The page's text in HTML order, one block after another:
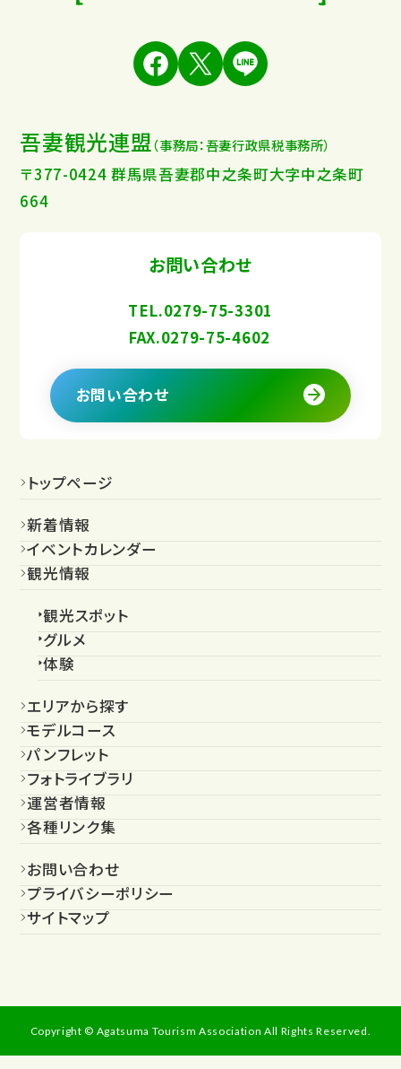
吾妻観光連盟（事務局：吾妻行政県税事務所）
〒377-0424 群馬県吾妻郡中之条町大字中之条町
664
お問い合わせ
TEL.0279-75-3301
FAX.0279-75-4602
お問い合わせ
トップページ
新着情報
イベントカレンダー
観光情報
観光スポット
グルメ
体験
エリアから探す
モデルコース
パンフレット
フォトライブラリ
運営者情報
各種リンク集
お問い合わせ
プライバシーポリシー
サイトマップ
Copyright © Agatsuma Tourism Association All Rights Reserved.